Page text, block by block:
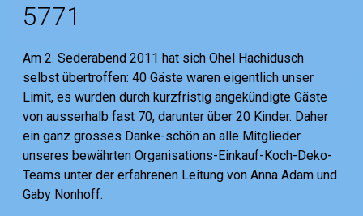
5771
Am 2. Sederabend 2011 hat sich Ohel Hachidusch
selbst übertroffen: 40 Gäste waren eigentlich unser
Limit, es wurden durch kurzfristig angekündigte Gäste
von ausserhalb fast 70, darunter über 20 Kinder. Daher
ein ganz grosses Danke-schön an alle Mitglieder
unseres bewährten Organisations-Einkauf-Koch-Deko-
Teams unter der erfahrenen Leitung von Anna Adam und
Gaby Nonhoff.